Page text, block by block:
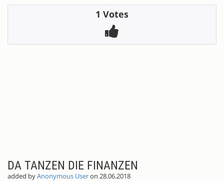
1 Votes
DA TANZEN DIE FINANZEN
added byAnonymous Useron 28.06.2018